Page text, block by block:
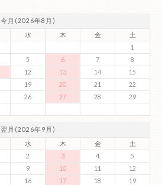
今月(2026年8月)
水 木 金
土
1
5 6 7
8
12 13 14
15
19 20 21
22
26 27 28
29
翌月(2026年9月)
水 木 金
土
2 3 4
5
9 10 11
12
16 17 18 19